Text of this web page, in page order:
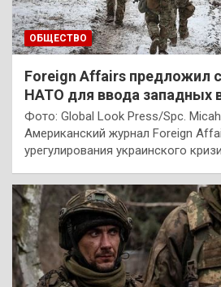
ОБЩЕСТВО
Foreign Affairs предложил
НАТО для ввода западных
Фото: Global Look Press/Spc.
Американский журнал Foreign
урегулирования украинского